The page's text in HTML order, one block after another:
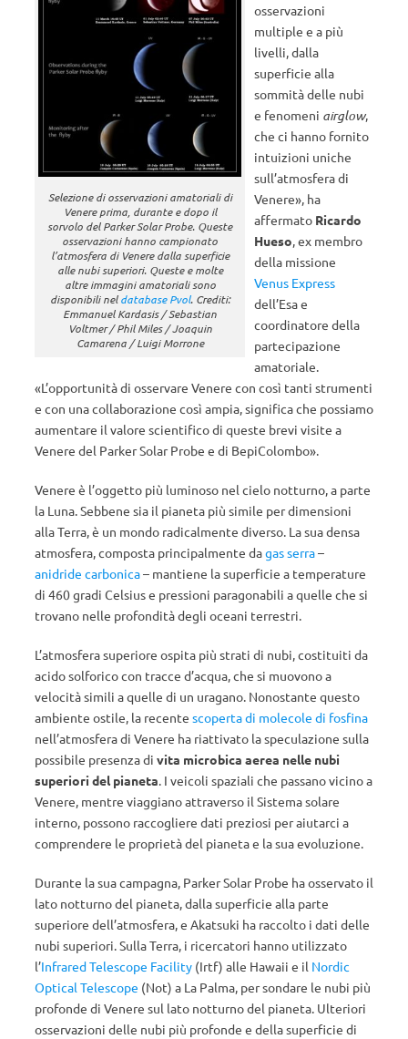
Selezione di osservazioni amatoriali di
Venere prima, durante e dopo il
sorvolo del Parker Solar Probe. Queste
osservazioni hanno campionato
l’atmosfera di Venere dalla superficie
alle nubi superiori. Queste e molte
altre immagini amatoriali sono
disponibili neldatabase Pvol. Crediti:
Emmanuel Kardasis / Sebastian
Voltmer / Phil Miles / Joaquin
Camarena / Luigi Morrone
osservazioni
multiple e a più
livelli, dalla
superficie alla
sommità delle nubi
e fenomeni airglow,
che ci hanno fornito
intuizioni uniche
sull’atmosfera di
Venere», ha
affermato Ricardo
Hueso, ex membro
della missione
Venus Express
dell’Esa e
coordinatore della
partecipazione
amatoriale.
«L’opportunità di osservare Venere con così tanti strumenti
e con una collaborazione così ampia, significa che possiamo
aumentare il valore scientifico di queste brevi visite a
Venere del Parker Solar Probe e di BepiColombo».
Venere è l’oggetto più luminoso nel cielo notturno, a parte
la Luna. Sebbene sia il pianeta più simile per dimensioni
alla Terra, è un mondo radicalmente diverso. La sua densa
atmosfera, composta principalmente dagas serra–
anidride carbonica– mantiene la superficie a temperature
di 460 gradi Celsius e pressioni paragonabili a quelle che si
trovano nelle profondità degli oceani terrestri.
L’atmosfera superiore ospita più strati di nubi, costituiti da
acido solforico con tracce d’acqua, che si muovono a
velocità simili a quelle di un uragano. Nonostante questo
ambiente ostile, la recente scoperta di molecole di fosfina
nell’atmosfera di Venere ha riattivato la speculazione sulla
possibile presenza di vita microbica aerea nelle nubi
superiori del pianeta. I veicoli spaziali che passano vicino a
Venere, mentre viaggiano attraverso il Sistema solare
interno, possono raccogliere dati preziosi per aiutarci a
comprendere le proprietà del pianeta e la sua evoluzione.
Durante la sua campagna, Parker Solar Probe ha osservato il
lato notturno del pianeta, dalla superficie alla parte
superiore dell’atmosfera, e Akatsuki ha raccolto i dati delle
nubi superiori. Sulla Terra, i ricercatori hanno utilizzato
l’Infrared Telescope Facility (Irtf) alle Hawaii e il Nordic
Optical Telescope (Not) a La Palma, per sondare le nubi più
profonde di Venere sul lato notturno del pianeta. Ulteriori
osservazioni delle nubi più profonde e della superficie di